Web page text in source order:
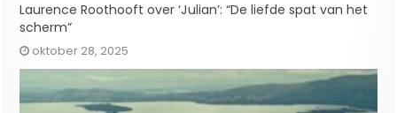
Laurence Roothooft over ‘Julian’: “De liefde spat van het
scherm”
oktober 28, 2025